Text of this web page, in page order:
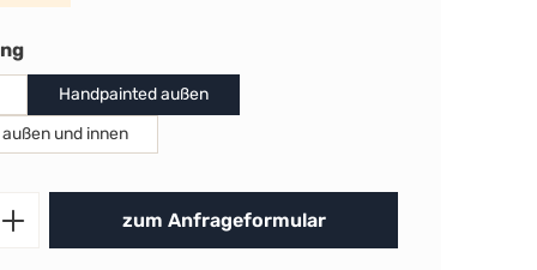
auswählen
Handpainted außen
und innen
Produkt Anzahl: Gib den
zum Anfrageformular